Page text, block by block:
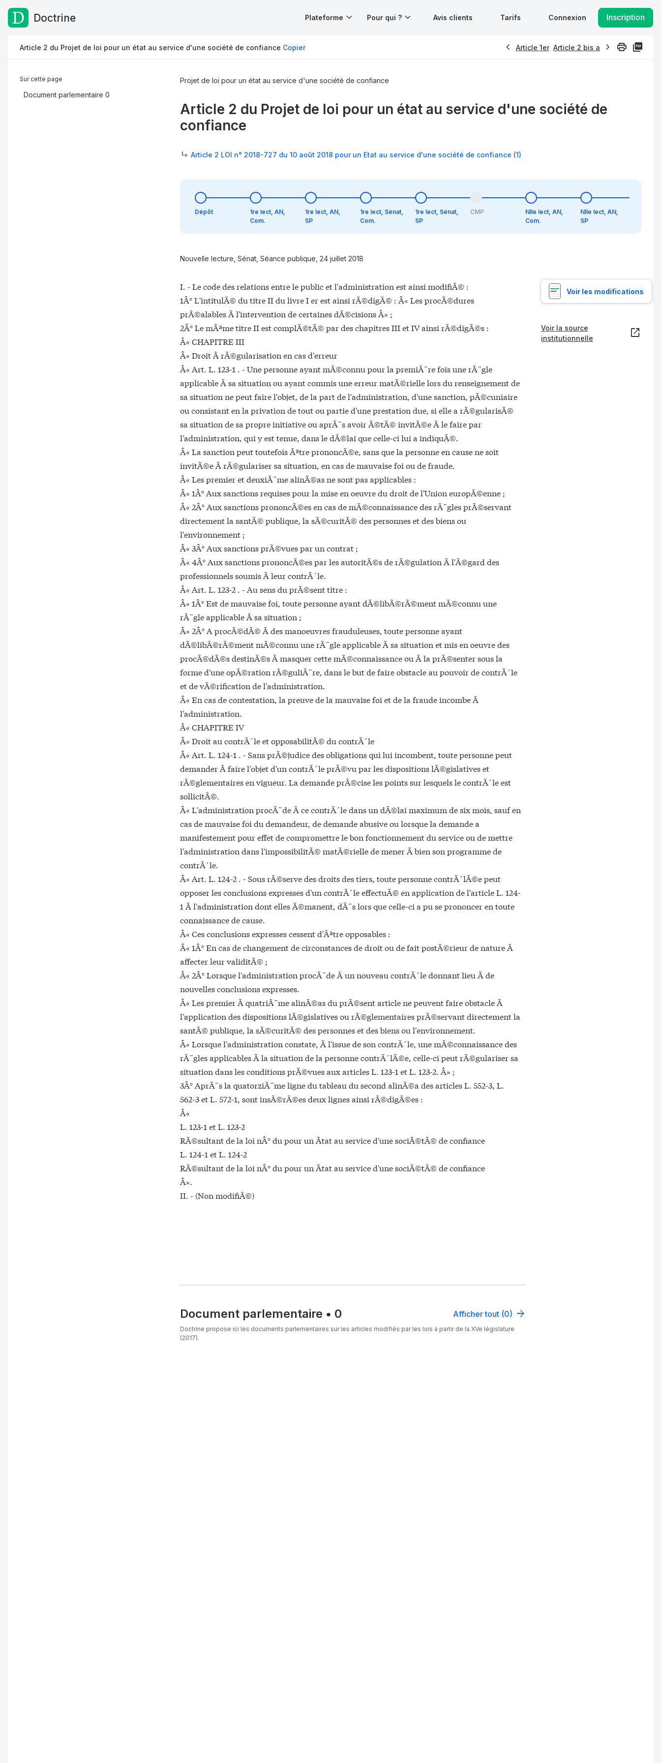
Passer au contenu
Doctrine Plateforme Pour qui ? Avis clients Tarifs Connexion Inscription
Article 2 du Projet de loi pour un état au service d'une société de confiance Copier Article 1er Article 2 bis a
Sur cette page
Document parlementaire 0
Projet de loi pour un état au service d'une société de confiance
Article 2 du Projet de loi pour un état au service d'une société de
confiance
Article 2 LOI n° 2018-727 du 10 août 2018 pour un Etat au service d'une société de confiance (1)
Dépôt
1re lect, AN,
Com.
1re lect, AN,
SP
1re lect, Sénat,
Com.
1re lect, Sénat,
SP
CMP
Nlle lect, AN,
Com.
Nlle lect, AN,
SP
Nouvelle lecture, Sénat, Séance publique, 24 juillet 2018
I. - Le code des relations entre le public et l'administration est ainsi modifiÃ© :
1Â° L'intitulÃ© du titre II du livre I er est ainsi rÃ©digÃ© : Â« Les procÃ©dures
prÃ©alables Ã l'intervention de certaines dÃ©cisions Â» ;
2Â° Le mÃªme titre II est complÃ©tÃ© par des chapitres III et IV ainsi rÃ©digÃ©s :
Â« CHAPITRE III
Â« Droit Ã rÃ©gularisation en cas d'erreur
Â« Art. L. 123-1 . - Une personne ayant mÃ©connu pour la premiÃ¨re fois une rÃ¨gle
applicable Ã sa situation ou ayant commis une erreur matÃ©rielle lors du renseignement de
sa situation ne peut faire l'objet, de la part de l'administration, d'une sanction, pÃ©cuniaire
ou consistant en la privation de tout ou partie d'une prestation due, si elle a rÃ©gularisÃ©
sa situation de sa propre initiative ou aprÃ¨s avoir Ã©tÃ© invitÃ©e Ã le faire par
l'administration, qui y est tenue, dans le dÃ©lai que celle-ci lui a indiquÃ©.
Â« La sanction peut toutefois Ãªtre prononcÃ©e, sans que la personne en cause ne soit
invitÃ©e Ã rÃ©gulariser sa situation, en cas de mauvaise foi ou de fraude.
Â« Les premier et deuxiÃ¨me alinÃ©as ne sont pas applicables :
Â« 1Â° Aux sanctions requises pour la mise en oeuvre du droit de l'Union europÃ©enne ;
Â« 2Â° Aux sanctions prononcÃ©es en cas de mÃ©connaissance des rÃ¨gles prÃ©servant
directement la santÃ© publique, la sÃ©curitÃ© des personnes et des biens ou
l'environnement ;
Â« 3Â° Aux sanctions prÃ©vues par un contrat ;
Â« 4Â° Aux sanctions prononcÃ©es par les autoritÃ©s de rÃ©gulation Ã l'Ã©gard des
professionnels soumis Ã leur contrÃ´le.
Â« Art. L. 123-2 . - Au sens du prÃ©sent titre :
Â« 1Â° Est de mauvaise foi, toute personne ayant dÃ©libÃ©rÃ©ment mÃ©connu une
rÃ¨gle applicable Ã sa situation ;
Â« 2Â° A procÃ©dÃ© Ã des manoeuvres frauduleuses, toute personne ayant
dÃ©libÃ©rÃ©ment mÃ©connu une rÃ¨gle applicable Ã sa situation et mis en oeuvre des
procÃ©dÃ©s destinÃ©s Ã masquer cette mÃ©connaissance ou Ã la prÃ©senter sous la
forme d'une opÃ©ration rÃ©guliÃ¨re, dans le but de faire obstacle au pouvoir de contrÃ´le
et de vÃ©rification de l'administration.
Â« En cas de contestation, la preuve de la mauvaise foi et de la fraude incombe Ã
l'administration.
Â« CHAPITRE IV
Â« Droit au contrÃ´le et opposabilitÃ© du contrÃ´le
Â« Art. L. 124-1 . - Sans prÃ©judice des obligations qui lui incombent, toute personne peut
demander Ã faire l'objet d'un contrÃ´le prÃ©vu par les dispositions lÃ©gislatives et
rÃ©glementaires en vigueur. La demande prÃ©cise les points sur lesquels le contrÃ´le est
sollicitÃ©.
Â« L'administration procÃ¨de Ã ce contrÃ´le dans un dÃ©lai maximum de six mois, sauf en
cas de mauvaise foi du demandeur, de demande abusive ou lorsque la demande a
manifestement pour effet de compromettre le bon fonctionnement du service ou de mettre
l'administration dans l'impossibilitÃ© matÃ©rielle de mener Ã bien son programme de
contrÃ´le.
Â« Art. L. 124-2 . - Sous rÃ©serve des droits des tiers, toute personne contrÃ´lÃ©e peut
opposer les conclusions expresses d'un contrÃ´le effectuÃ© en application de l'article L. 124-
1 Ã l'administration dont elles Ã©manent, dÃ¨s lors que celle-ci a pu se prononcer en toute
connaissance de cause.
Â« Ces conclusions expresses cessent d'Ãªtre opposables :
Â« 1Â° En cas de changement de circonstances de droit ou de fait postÃ©rieur de nature Ã
affecter leur validitÃ© ;
Â« 2Â° Lorsque l'administration procÃ¨de Ã un nouveau contrÃ´le donnant lieu Ã de
nouvelles conclusions expresses.
Â« Les premier Ã quatriÃ¨me alinÃ©as du prÃ©sent article ne peuvent faire obstacle Ã
l'application des dispositions lÃ©gislatives ou rÃ©glementaires prÃ©servant directement la
santÃ© publique, la sÃ©curitÃ© des personnes et des biens ou l'environnement.
Â« Lorsque l'administration constate, Ã l'issue de son contrÃ´le, une mÃ©connaissance des
rÃ¨gles applicables Ã la situation de la personne contrÃ´lÃ©e, celle-ci peut rÃ©gulariser sa
situation dans les conditions prÃ©vues aux articles L. 123-1 et L. 123-2. Â» ;
3Â° AprÃ¨s la quatorziÃ¨me ligne du tableau du second alinÃ©a des articles L. 552-3, L.
562-3 et L. 572-1, sont insÃ©rÃ©es deux lignes ainsi rÃ©digÃ©es :
Â«
L. 123-1 et L. 123-2
RÃ©sultant de la loi nÂ° du pour un Ãtat au service d'une sociÃ©tÃ© de confiance
L. 124-1 et L. 124-2
RÃ©sultant de la loi nÂ° du pour un Ãtat au service d'une sociÃ©tÃ© de confiance
Â».
II. - (Non modifiÃ©)
Voir les modifications
Voir la source
institutionnelle
Document parlementaire • 0 Afficher tout (0)
Doctrine propose ici les documents parlementaires sur les articles modifiés par les lois à partir de la XVe législature
(2017).